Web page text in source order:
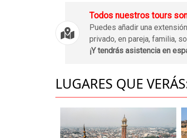
Todos nuestros tours
Puedes añadir una
privado, en pareja, familia,
¡Y tendrás asistencia en
LUGARES QUE